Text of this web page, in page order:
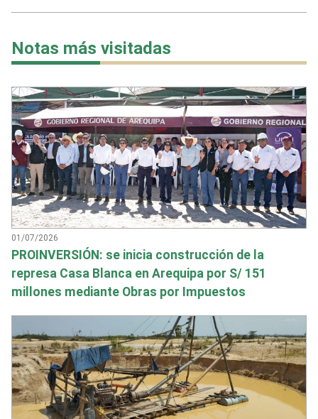
Notas más visitadas
01/07/2026
PROINVERSIÓN: se inicia construcción de la
represa Casa Blanca en Arequipa por S/ 151
millones mediante Obras por Impuestos